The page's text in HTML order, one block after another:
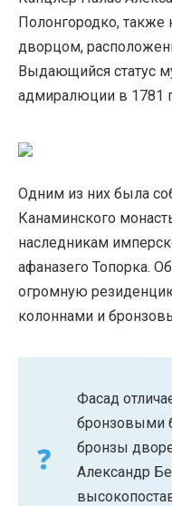
Полонгородко,
дворцом,
Выдающийся статус
адмиралюции в 1781
Одним из них была
Канаминского
наследникам
афаназего Топорка.
огромную
колоннами и
Фасад
бронзовыми
бронзы
Александр